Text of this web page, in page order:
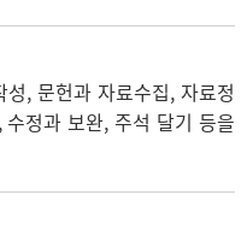
, 문헌과 자료수집, 자료정
정과 보완, 주석 달기 등을